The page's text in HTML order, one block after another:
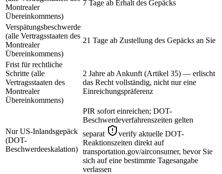
Montrealer
Übereinkommens)
7 Tage ab Erhalt des Gepäcks
Verspätungsbeschwerde
(alle Vertragsstaaten des
Montrealer
Übereinkommens)
21 Tage ab Zustellung des Gepäcks an Sie
Frist für rechtliche
Schritte (alle
Vertragsstaaten des
Montrealer
Übereinkommens)
2 Jahre ab Ankunft (Artikel 35) — erlischt
das Recht vollständig, nicht nur eine
Einreichungspräferenz
Nur US-Inlandsgepäck
(DOT-
Beschwerdeeskalation)
PIR sofort einreichen; DOT-
Beschwerdeverfahrenszeiten gelten
separat
verify aktuelle DOT-
Reaktionszeiten direkt auf
transportation.gov/airconsumer, bevor Sie
sich auf eine bestimmte Tagesangabe
verlassen